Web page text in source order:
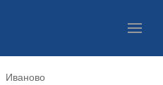
Иваново